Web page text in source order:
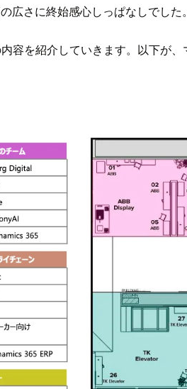
広さに終始感心しっぱなしでした。
を紹介していきます。以下が